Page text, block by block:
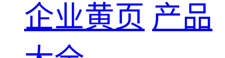
企业黄页 产品